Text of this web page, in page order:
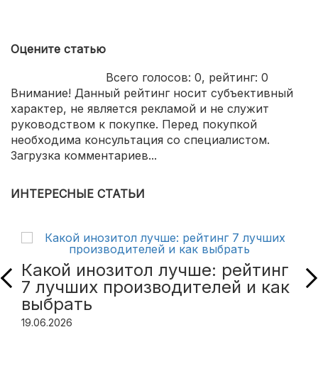
Оцените статью
Всего голосов: 0, рейтинг: 0
Внимание! Данный рейтинг носит субъективный
характер, не является рекламой и не служит
руководством к покупке. Перед покупкой
необходима консультация со специалистом.
Загрузка комментариев...
ИНТЕРЕСНЫЕ СТАТЬИ
Какой инозитол лучше: рейтинг
7 лучших производителей и как
выбрать
19.06.2026